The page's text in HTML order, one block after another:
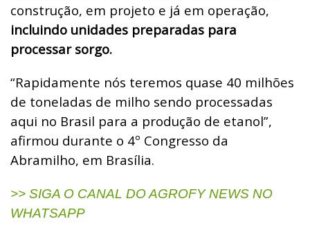
construção, em projeto e já em operação,
incluindo unidades preparadas para
processar sorgo.
“Rapidamente nós teremos quase 40 milhões
de toneladas de milho sendo processadas
aqui no Brasil para a produção de etanol”,
afirmou durante o 4º Congresso da
Abramilho, em Brasília.
>> SIGA O CANAL DO AGROFY NEWS NO
WHATSAPP